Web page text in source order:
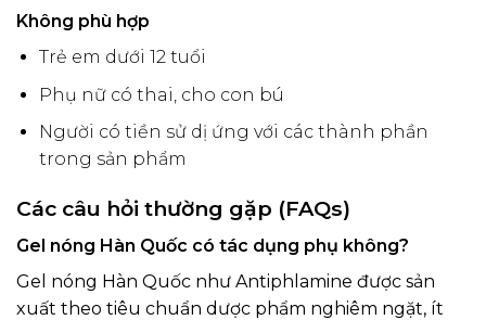
Không phù hợp
Trẻ em dưới 12 tuổi
Phụ nữ có thai, cho con bú
Người có tiền sử dị ứng với các thành phần
trong sản phẩm
Các câu hỏi thường gặp (FAQs)
Gel nóng Hàn Quốc có tác dụng phụ không?
Gel nóng Hàn Quốc như Antiphlamine được sản
xuất theo tiêu chuẩn dược phẩm nghiêm ngặt, ít